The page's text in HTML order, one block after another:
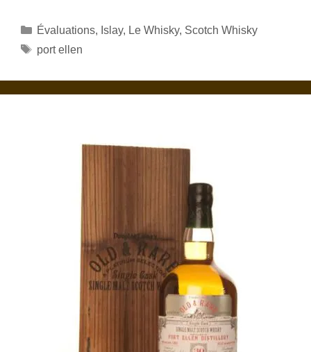
Catégories
Évaluations, Islay, Le Whisky, Scotch Whisky
Étiquettes
port ellen